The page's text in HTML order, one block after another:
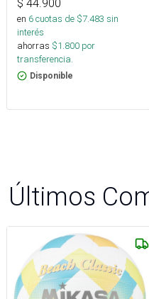
$ 44.900
en 6cuotas de $7.483 sin
interés
ahorras $1.800 por
transferencia.
Disponible
Últimos